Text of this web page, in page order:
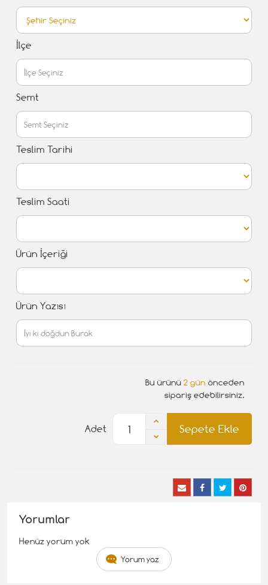
İlçe
Semt
Teslim Tarihi
Teslim Saati
Ürün İçeriği
Ürün Yazısı
Bu ürünü 2 gün önceden
sipariş edebilirsiniz.
Sepete Ekle
Adet
Yorumlar
Henüz yorum yok
Yorum yaz